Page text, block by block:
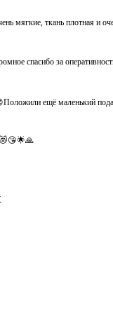
мягкие, ткань плотная и
спасибо за
ещё маленький